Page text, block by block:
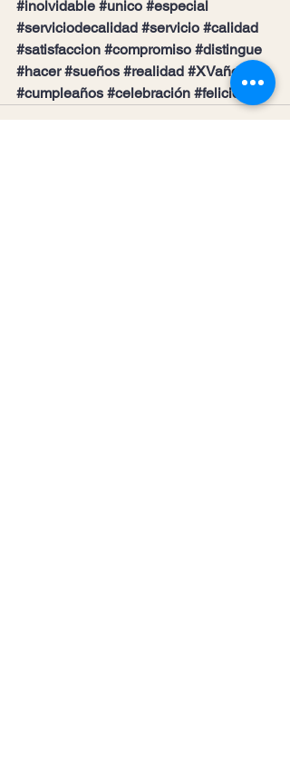
#inolvidable #unico #especial
#serviciodecalidad #servicio #calidad
#satisfaccion #compromiso #distingue
#hacer #sueños #realidad #XVaños
#cumpleaños #celebración #felicidad